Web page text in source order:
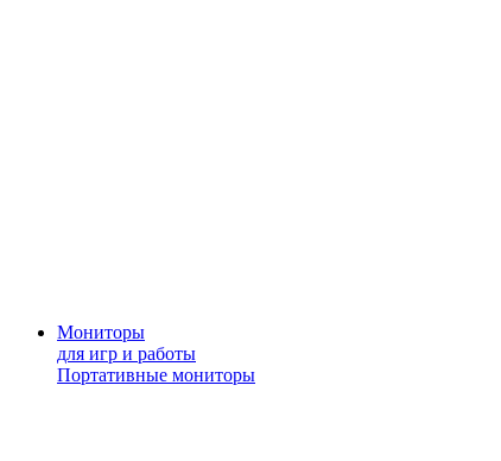
Мониторы
для игр и работы
Портативные мониторы